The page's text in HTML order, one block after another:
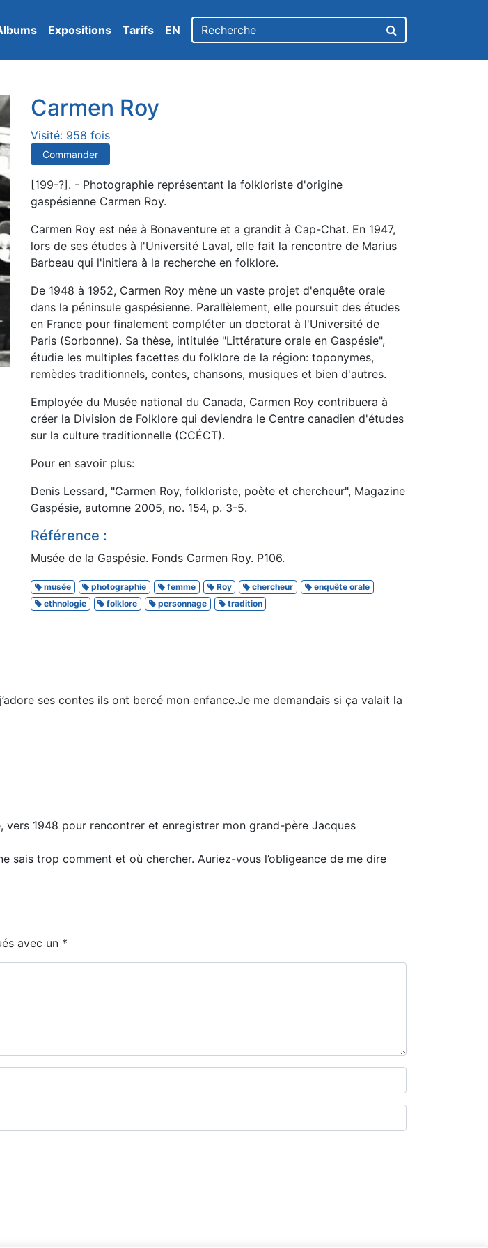
Expositions Tarifs EN
Carmen Roy
Visité: 958 fois
Commander
[199-?]. - Photographie représentant la folkloriste d'origine
gaspésienne Carmen Roy.
Carmen Roy est née à Bonaventure et a grandit à Cap-Chat. En 1947,
lors de ses études à l'Université Laval, elle fait la rencontre de Marius
Barbeau qui l'initiera à la recherche en folklore.
De 1948 à 1952, Carmen Roy mène un vaste projet d'enquête orale
dans la péninsule gaspésienne. Parallèlement, elle poursuit des études
en France pour finalement compléter un doctorat à l'Université de
Paris (Sorbonne). Sa thèse, intitulée "Littérature orale en Gaspésie",
étudie les multiples facettes du folklore de la région: toponymes,
remèdes traditionnels, contes, chansons, musiques et bien d'autres.
Employée du Musée national du Canada, Carmen Roy contribuera à
créer la Division de Folklore qui deviendra le Centre canadien d'études
sur la culture traditionnelle (CCÉCT).
Pour en savoir plus:
Denis Lessard, "Carmen Roy, folkloriste, poète et chercheur", Magazine
Gaspésie, automne 2005, no. 154, p. 3-5.
Référence :
Musée de la Gaspésie. Fonds Carmen Roy. P106.
musée photographie femme Roy chercheur
enquête orale
ethnologie
folklore personnage tradition
ses contes ils ont bercé mon enfance.Je me demandais si ça valait la
vers 1948 pour rencontrer et enregistrer mon grand-père Jacques
sais trop comment et où chercher. Auriez-vous l’obligeance de me dire
avec un *